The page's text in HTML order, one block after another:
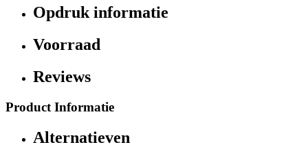
Opdruk informatie
Voorraad
Reviews
Product Informatie
Alternatieven